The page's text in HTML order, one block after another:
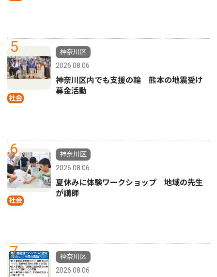
5
社会
神奈川区
2026.08.06
神奈川区内でも支援の輪 熊本の地震受け
募金活動
6
社会
神奈川区
2026.08.06
夏休みに体験ワークショップ 地域の先生
が講師
7
神奈川区
2026.08.06